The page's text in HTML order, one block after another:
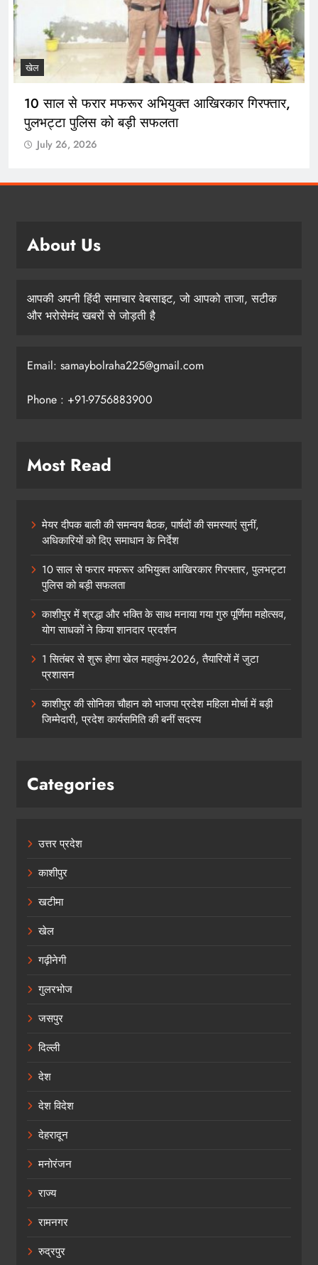
खेल
10 साल से फरार मफरूर अभियुक्त आखिरकार गिरफ्तार,
पुलभट्टा पुलिस को बड़ी सफलता
July 26, 2026
About Us
आपकी अपनी हिंदी समाचार वेबसाइट, जो आपको ताजा, सटीक
और भरोसेमंद खबरों से जोड़ती है
Email: samaybolraha225@gmail.com
Phone : +91-9756883900
Most Read
मेयर दीपक बाली की समन्वय बैठक, पार्षदों की समस्याएं सुनीं,
अधिकारियों को दिए समाधान के निर्देश
10 साल से फरार मफरूर अभियुक्त आखिरकार गिरफ्तार, पुलभट्टा
पुलिस को बड़ी सफलता
काशीपुर में श्रद्धा और भक्ति के साथ मनाया गया गुरु पूर्णिमा महोत्सव,
योग साधकों ने किया शानदार प्रदर्शन
1 सितंबर से शुरू होगा खेल महाकुंभ-2026, तैयारियों में जुटा
प्रशासन
काशीपुर की सोनिका चौहान को भाजपा प्रदेश महिला मोर्चा में बड़ी
जिम्मेदारी, प्रदेश कार्यसमिति की बनीं सदस्य
Categories
उत्तर प्रदेश
काशीपुर
खटीमा
खेल
गढ़ीनेगी
गुलरभोज
जसपुर
दिल्ली
देश
देश विदेश
देहरादून
मनोरंजन
राज्य
रामनगर
रुद्रपुर